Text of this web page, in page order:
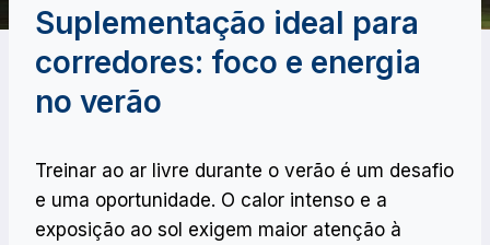
Suplementação ideal para
corredores: foco e energia
no verão
Treinar ao ar livre durante o verão é um desafio
e uma oportunidade. O calor intenso e a
exposição ao sol exigem maior atenção à